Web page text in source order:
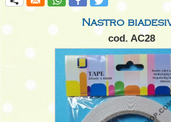
Nastro
cod. AC28